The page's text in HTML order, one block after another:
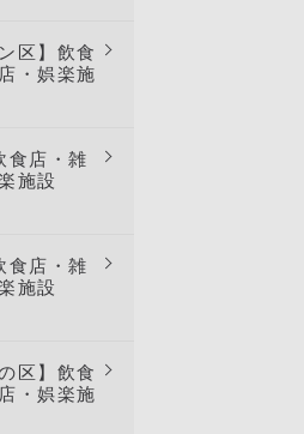
区】飲食
・娯楽施
食店・雑
施設
食店・雑
施設
区】飲食
・娯楽施